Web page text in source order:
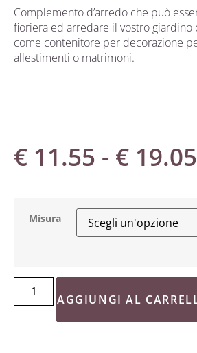
Complemento d’arredo che può
fioriera ed arredare il vostro giardino
come contenitore per decorazione
allestimenti o matrimoni.
€ 11.55 - € 19.05
Misura
AGGIUNGI AL